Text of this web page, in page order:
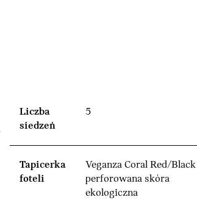
Liczba
siedzeń
5
Tapicerka
foteli
Veganza Coral Red/Black
perforowana skóra
ekologiczna